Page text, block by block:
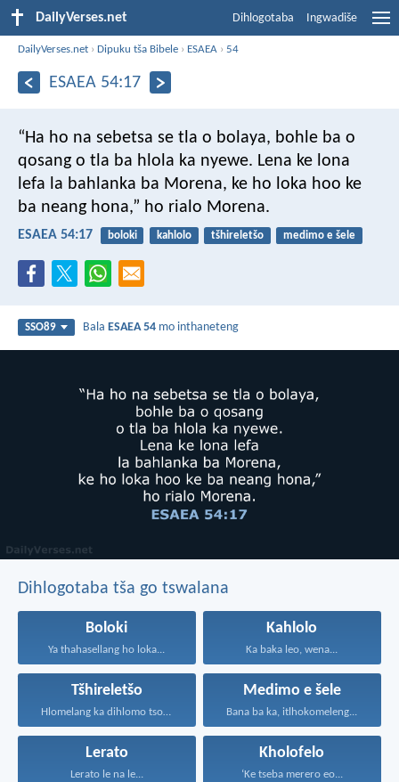
DailyVerses.net Dihlogotaba Ingwadiše
DailyVerses.net ›Dipuku tša Bibele › ESAEA ›54
ESAEA 54:17
“Ha ho na sebetsa se tla o bolaya, bohle ba o
qosang o tla ba hlola ka nyewe. Lena ke lona
lefa la bahlanka ba Morena, ke ho loka hoo ke
ba neang hona,” ho rialo Morena.
ESAEA 54:17 boloki kahlolo tšhireletšo medimo e šele
SSO89 BalaESAEA 54 mo inthaneteng
Dihlogotaba tša go tswalana
Boloki
Ya thahasellang ho loka...
Kahlolo
Ka baka leo, wena...
Tšhireletšo
Hlomelang ka dihlomo tsohle...
Medimo e šele
Bana ba ka, itlhokomeleng...
Lerato
Lerato le na le...
Kholofelo
‘Ke tseba merero eo...